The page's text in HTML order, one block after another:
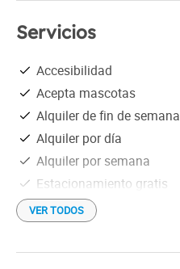
Servicios
Accesibilidad
Acepta mascotas
Alquiler de fin de semana
Alquiler por día
Alquiler por semana
Estacionamiento gratis
Heladera
Hogar a leña
Parrilla individual
VER TODOS